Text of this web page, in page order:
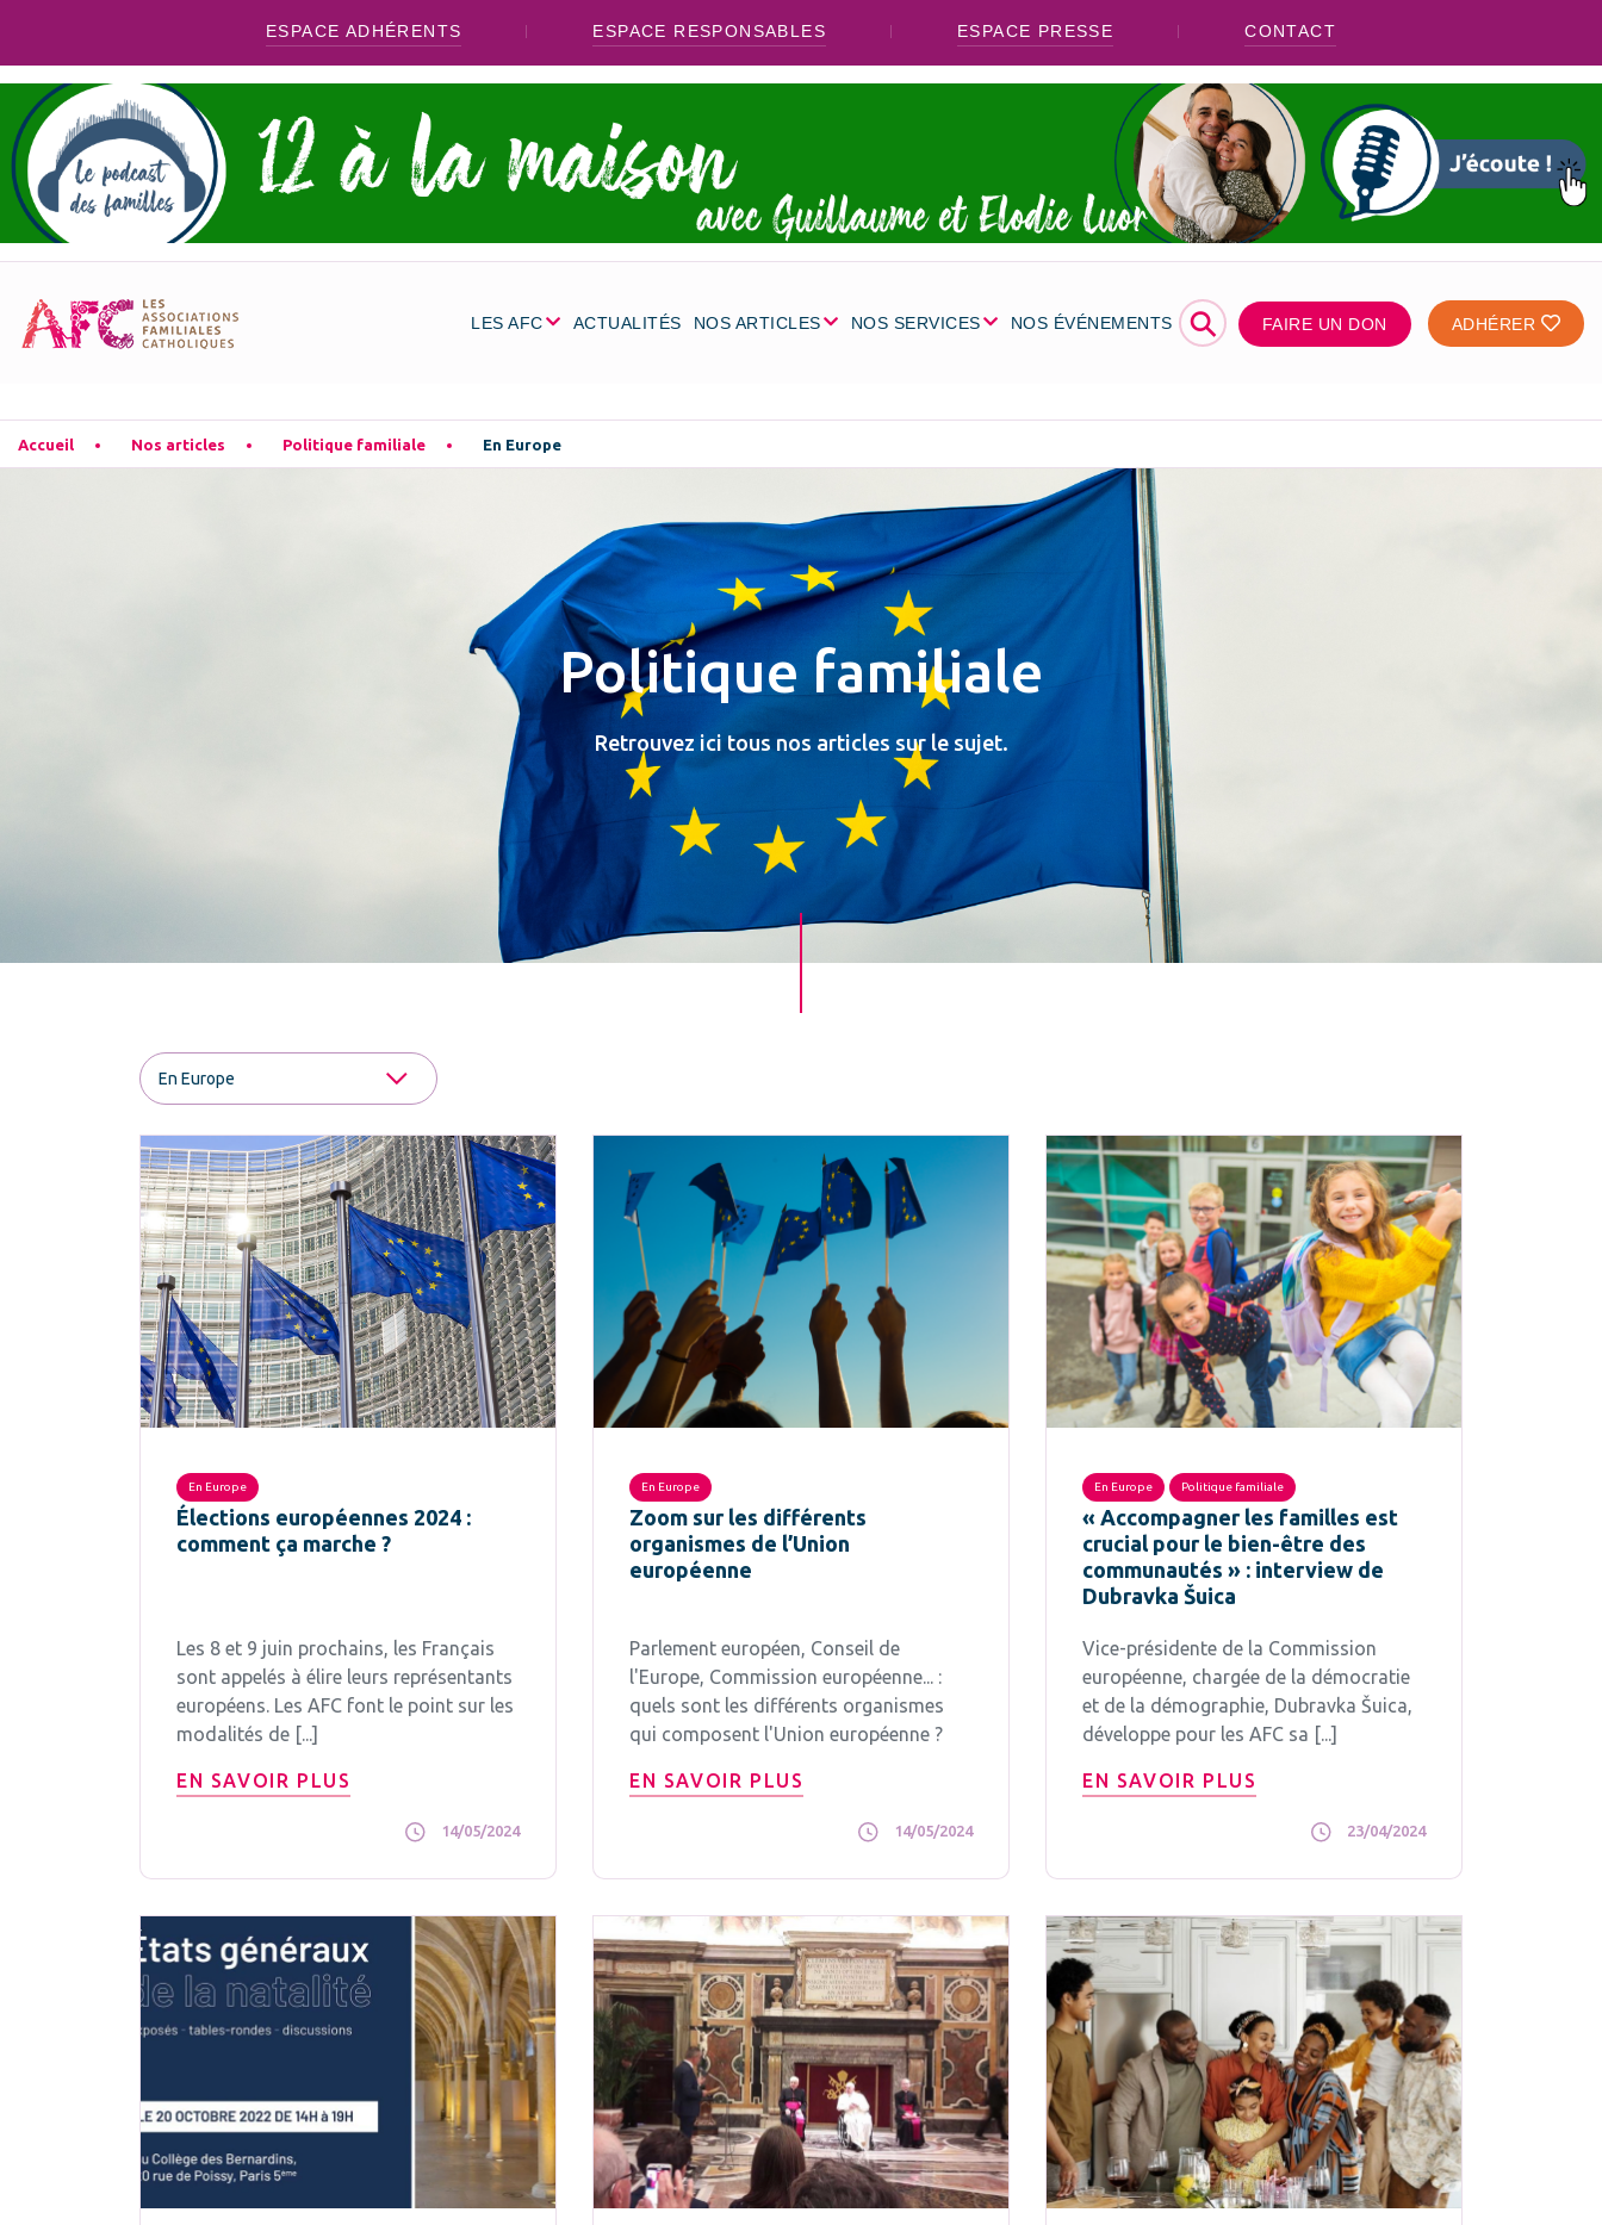
ESPACE ADHÉRENTS ESPACE RESPONSABLES ESPACE PRESSE CONTACT
LES AFC ACTUALITÉS NOS ARTICLES NOS SERVICES NOS ÉVÉNEMENTS ⚲ FAIRE UN DON ADHÉRER
Accueil Nos articles Politique familiale En Europe
Politique familiale
Retrouvez ici tous nos articles sur le sujet.
En Europe
Élections européennes 2024 :
comment ça marche ?
Les 8 et 9 juin prochains, les Français
sont appelés à élire leurs représentants
européens. Les AFC font le point sur les
modalités de [...]
EN SAVOIR PLUS
14/05/2024
En Europe
Zoom sur les différents
organismes de l’Union
européenne
Parlement européen, Conseil de
l'Europe, Commission européenne... :
quels sont les différents organismes
qui composent l'Union européenne ?
EN SAVOIR PLUS
14/05/2024
En Europe Politique familiale
« Accompagner les familles est
crucial pour le bien-être des
communautés » : interview de
Dubravka Šuica
Vice-présidente de la Commission
européenne, chargée de la démocratie
et de la démographie, Dubravka Šuica,
développe pour les AFC sa [...]
EN SAVOIR PLUS
23/04/2024